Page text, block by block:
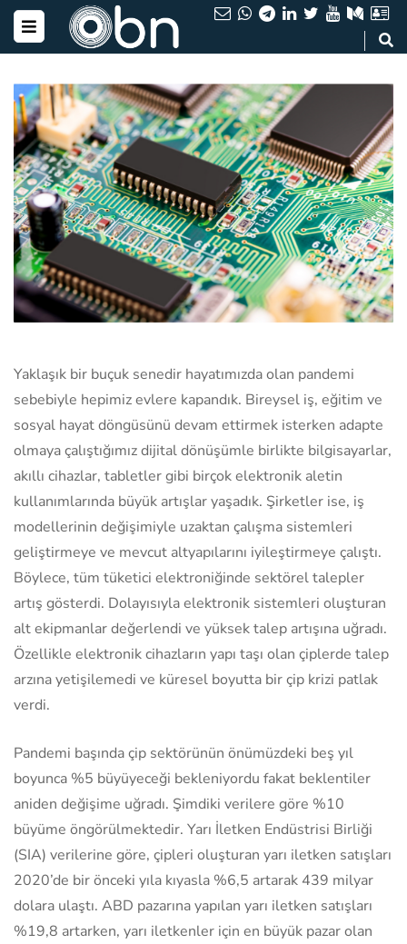
Yaklaşık bir buçuk senedir hayatımızda olan pandemi
sebebiyle hepimiz evlere kapandık. Bireysel iş, eğitim ve
sosyal hayat döngüsünü devam ettirmek isterken adapte
olmaya çalıştığımız dijital dönüşümle birlikte bilgisayarlar,
akıllı cihazlar, tabletler gibi birçok elektronik aletin
kullanımlarında büyük artışlar yaşadık. Şirketler ise, iş
modellerinin değişimiyle uzaktan çalışma sistemleri
geliştirmeye ve mevcut altyapılarını iyileştirmeye çalıştı.
Böylece, tüm tüketici elektroniğinde sektörel talepler
artış gösterdi. Dolayısıyla elektronik sistemleri oluşturan
alt ekipmanlar değerlendi ve yüksek talep artışına uğradı.
Özellikle elektronik cihazların yapı taşı olan çiplerde talep
arzına yetişilemedi ve küresel boyutta bir çip krizi patlak
verdi.
Pandemi başında çip sektörünün önümüzdeki beş yıl
boyunca %5 büyüyeceği bekleniyordu fakat beklentiler
aniden değişime uğradı. Şimdiki verilere göre %10
büyüme öngörülmektedir. Yarı İletken Endüstrisi Birliği
(SIA) verilerine göre, çipleri oluşturan yarı iletken satışları
2020’de bir önceki yıla kıyasla %6,5 artarak 439 milyar
dolara ulaştı. ABD pazarına yapılan yarı iletken satışları
%19,8 artarken, yarı iletkenler için en büyük pazar olan